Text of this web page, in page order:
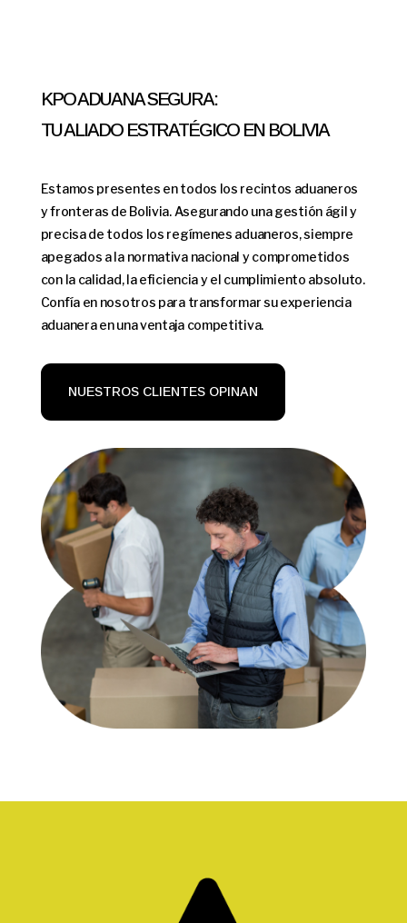
KPO ADUANA SEGURA:
TU ALIADO ESTRATÉGICO EN BOLIVIA
Estamos presentes en todos los recintos aduaneros
y fronteras de Bolivia. Asegurando una gestión ágil y
precisa de todos los regímenes aduaneros, siempre
apegados a la normativa nacional y comprometidos
con la calidad, la eficiencia y el cumplimiento absoluto.
Confía en nosotros para transformar su experiencia
aduanera en una ventaja competitiva.
NUESTROS CLIENTES OPINAN